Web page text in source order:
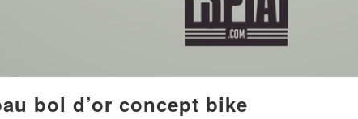
bol d’or concept bike